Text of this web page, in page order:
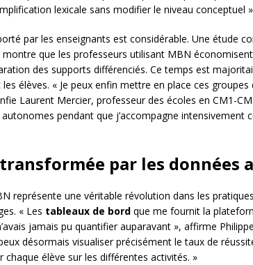
lexicale sans modifier le niveau conceptuel
par les enseignants est considérable. Une étude
montre que les professeurs utilisant MBN
des supports différenciés. Ce temps est
les élèves. « Je peux enfin mettre en place ces
Laurent Mercier, professeur des écoles en CM1-
pendant que j’accompagne intensivement
par les données
représente une véritable révolution dans les
« Les tableaux de bord que me fournit la
jamais pu quantifier auparavant », affirme
désormais visualiser précisément le taux de
chaque élève sur les différentes activités. »